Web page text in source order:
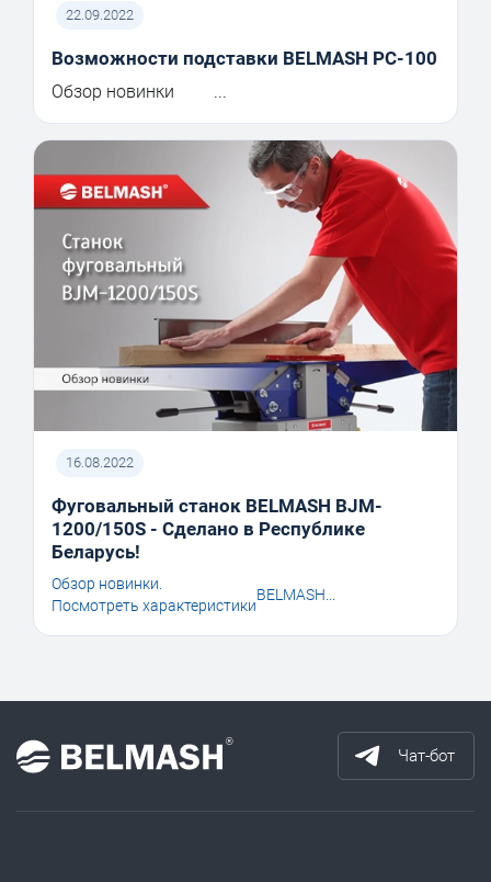
22.09.2022
Возможности подставки BELMASH PC-100
Обзор новинки ...
16.08.2022
Фуговальный станок BELMASH BJM-
1200/150S - Сделано в Республике
Беларусь!
Обзор новинки.
Посмотреть характеристики
BELMASH...
Чат-бот